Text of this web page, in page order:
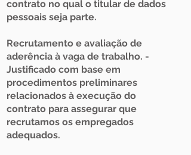
contrato no qual o titular de dados
pessoais seja parte.
Recrutamento e avaliação de
aderência à vaga de trabalho. -
Justificado com base em
procedimentos preliminares
relacionados à execução do
contrato para assegurar que
recrutamos os empregados
adequados.